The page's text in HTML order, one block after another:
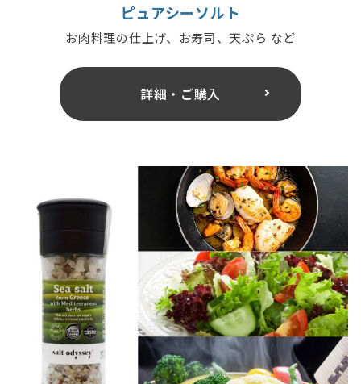
ピュアシーソルト
お肉料理の仕上げ、お寿司、天ぷら など
詳細・ご購入